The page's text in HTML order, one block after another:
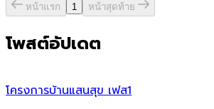
หน้าแรก 1 หน้าสุดท้าย
โพสต์อัปเดต
โครงการบ้านแสนสุข เฟส1